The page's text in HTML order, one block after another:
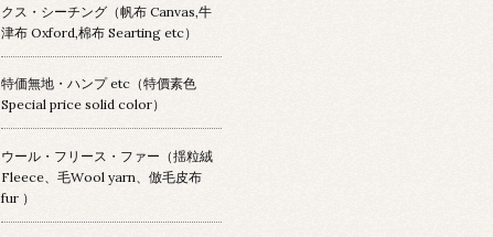
クス・シーチング（帆布 Canvas,牛
津布 Oxford,棉布 Searting etc）
特価無地・ハンプ etc（特價素色
Special price solid color）
ウール・フリース・ファー（揺粒絨
Fleece、毛Wool yarn、倣毛皮布
fur ）